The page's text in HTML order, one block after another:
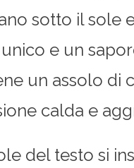
sotto il sole
e un
un assolo di
calda e
del testo si